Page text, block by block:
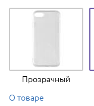
Прозрачный
О товаре